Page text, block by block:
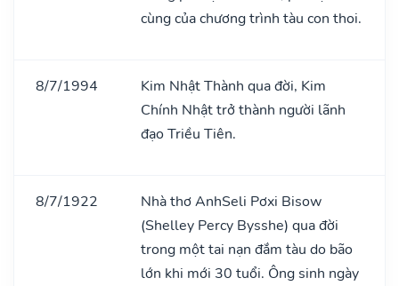
cùng của chương trình tàu con thoi.
8/7/1994
Kim Nhật Thành qua đời, Kim
Chính Nhật trở thành người lãnh
đạo Triều Tiên.
8/7/1922
Nhà thơ AnhSeli Pơxi Bisow
(Shelley Percy Bysshe) qua đời
trong một tai nạn đắm tàu do bão
lớn khi mới 30 tuổi. Ông sinh ngày